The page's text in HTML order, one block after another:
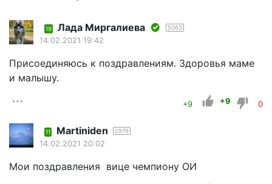
19 Лада Миргалиева 5063
14.02.2021 19:42
Присоединяюсь к поздравлениям. Здоровья маме
и малышу.
+9 +9 0
11 Martiniden 2979
14.02.2021 20:02
Мои поздравления вице чемпиону ОИ